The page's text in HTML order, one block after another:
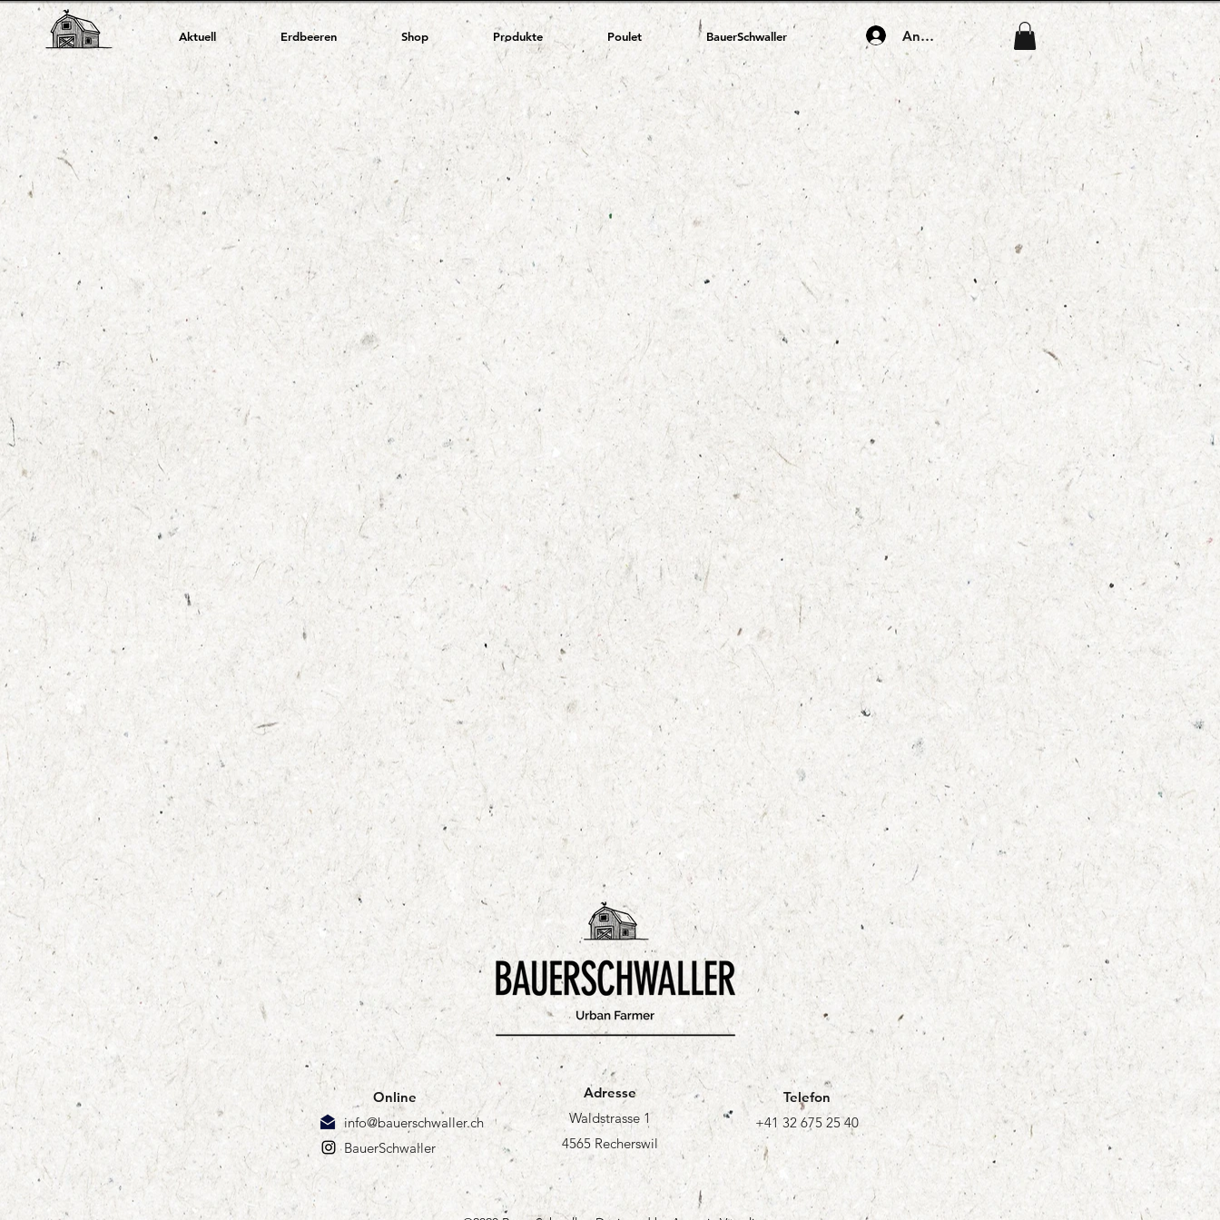
Aktuell Erdbeeren Shop Produkte Poulet BauerSchwaller Anmelden
Der Shop ist wegen Wartungsarbeiten geschlossen
Online
info@bauerschwaller.ch
BauerSchwaller
Adresse
Waldstrasse 1
4565 Recherswil
Telefon
+41 32 675 25 40